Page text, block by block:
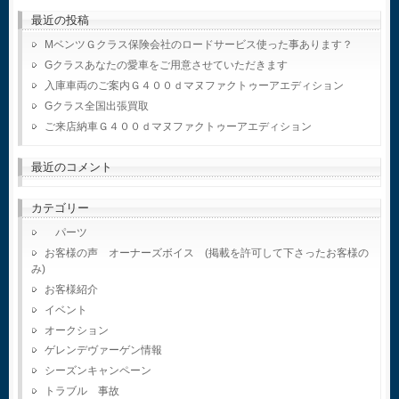
最近の投稿
MベンツＧクラス保険会社のロードサービス使った事あります？
Gクラスあなたの愛車をご用意させていただきます
入庫車両のご案内Ｇ４００ｄマヌファクトゥーアエディション
Gクラス全国出張買取
ご来店納車Ｇ４００ｄマヌファクトゥーアエディション
最近のコメント
カテゴリー
パーツ
お客様の声 オーナーズボイス (掲載を許可して下さったお客様の
み)
お客様紹介
イベント
オークション
ゲレンデヴァーゲン情報
シーズンキャンペーン
トラブル 事故